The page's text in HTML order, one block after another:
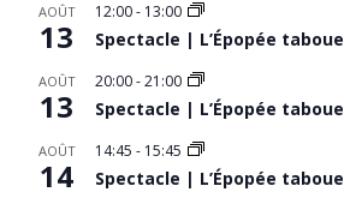
AOÛT
13
12:00- 13:00
Spectacle | L’Épopée taboue
AOÛT
13
20:00-21:00
Spectacle | L’Épopée taboue
AOÛT
14
14:45 - 15:45
Spectacle | L’Épopée taboue